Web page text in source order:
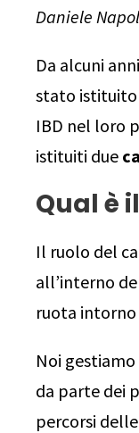
Daniele
Da alcuni
stato istituito
IBD nel loro
istituiti due
Qual è
Il ruolo del
all’interno
ruota intorno
Noi
da parte dei
percorsi